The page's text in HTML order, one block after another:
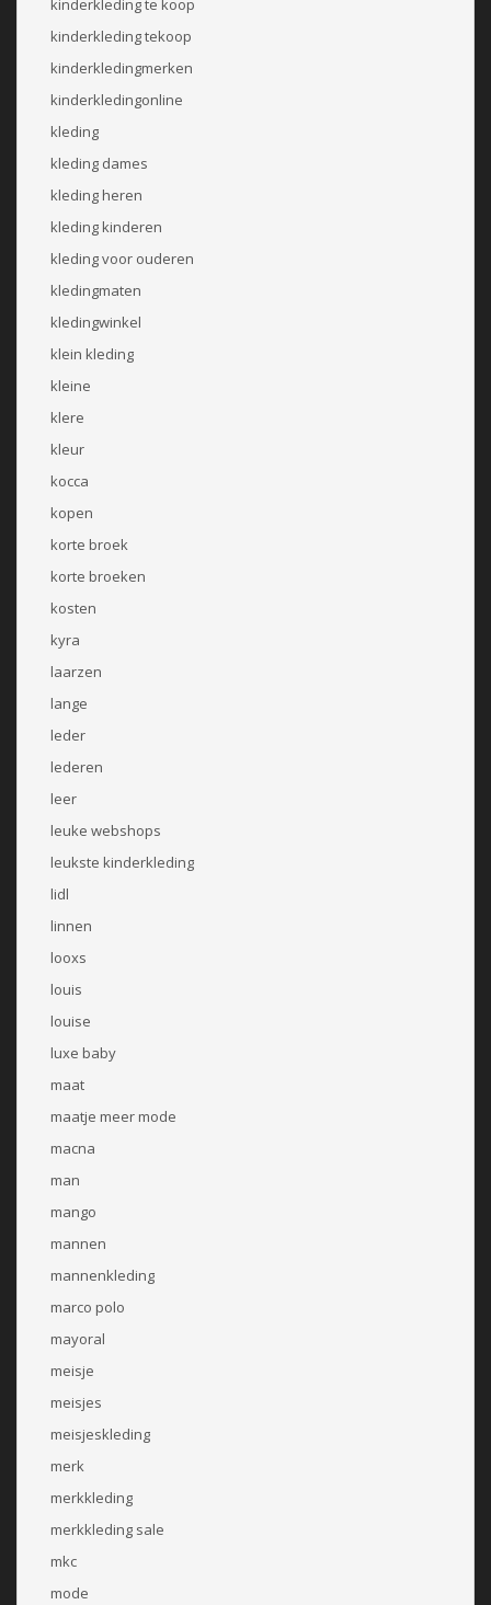
kinderkleding te koop
kinderkleding tekoop
kinderkledingmerken
kinderkledingonline
kleding
kleding dames
kleding heren
kleding kinderen
kleding voor ouderen
kledingmaten
kledingwinkel
klein kleding
kleine
klere
kleur
kocca
kopen
korte broek
korte broeken
kosten
kyra
laarzen
lange
leder
lederen
leer
leuke webshops
leukste kinderkleding
lidl
linnen
looxs
louis
louise
luxe baby
maat
maatje meer mode
macna
man
mango
mannen
mannenkleding
marco polo
mayoral
meisje
meisjes
meisjeskleding
merk
merkkleding
merkkleding sale
mkc
mode